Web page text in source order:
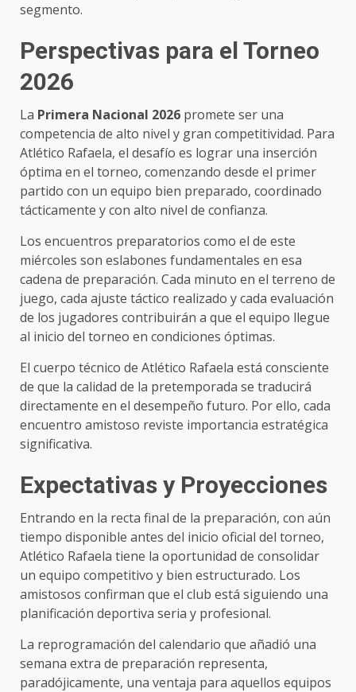
segmento.
Perspectivas para el Torneo
2026
La Primera Nacional 2026 promete ser una
competencia de alto nivel y gran competitividad. Para
Atlético Rafaela, el desafío es lograr una inserción
óptima en el torneo, comenzando desde el primer
partido con un equipo bien preparado, coordinado
tácticamente y con alto nivel de confianza.
Los encuentros preparatorios como el de este
miércoles son eslabones fundamentales en esa
cadena de preparación. Cada minuto en el terreno de
juego, cada ajuste táctico realizado y cada evaluación
de los jugadores contribuirán a que el equipo llegue
al inicio del torneo en condiciones óptimas.
El cuerpo técnico de Atlético Rafaela está consciente
de que la calidad de la pretemporada se traducirá
directamente en el desempeño futuro. Por ello, cada
encuentro amistoso reviste importancia estratégica
significativa.
Expectativas y Proyecciones
Entrando en la recta final de la preparación, con aún
tiempo disponible antes del inicio oficial del torneo,
Atlético Rafaela tiene la oportunidad de consolidar
un equipo competitivo y bien estructurado. Los
amistosos confirman que el club está siguiendo una
planificación deportiva seria y profesional.
La reprogramación del calendario que añadió una
semana extra de preparación representa,
paradójicamente, una ventaja para aquellos equipos